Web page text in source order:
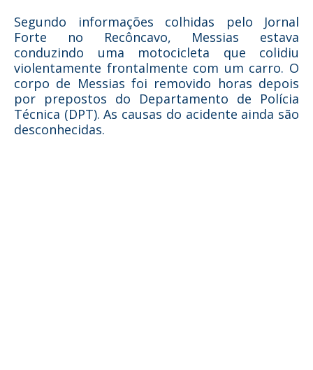
Segundo informações colhidas pelo Jornal
Forte no Recôncavo, Messias estava
conduzindo uma motocicleta que colidiu
violentamente frontalmente com um carro. O
corpo de Messias foi removido horas depois
por prepostos do Departamento de Polícia
Técnica (DPT). As causas do acidente ainda são
desconhecidas.